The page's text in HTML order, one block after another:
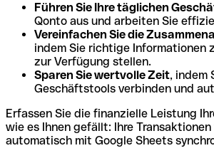
Führen Sie Ihre täglichen
Qonto aus und arbeiten Sie
Vereinfachen Sie die
indem Sie richtige Informationen
zur Verfügung stellen.
Sparen Sie wertvolle Zeit, indem
Geschäftstools verbinden und
Erfassen Sie die finanzielle Leistung
wie es Ihnen gefällt: Ihre
automatisch mit Google Sheets